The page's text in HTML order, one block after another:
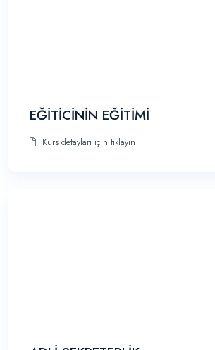
EĞİTİCİNİN EĞİTİMİ
Kurs detayları için tıklayın